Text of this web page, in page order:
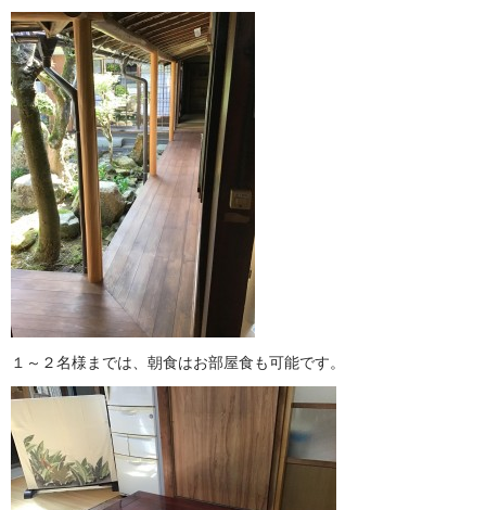
１～２名様までは、朝食はお部屋食も可能です。